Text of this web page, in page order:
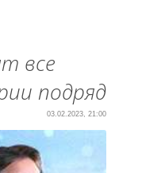
все
подряд
03.02.2023, 21:00